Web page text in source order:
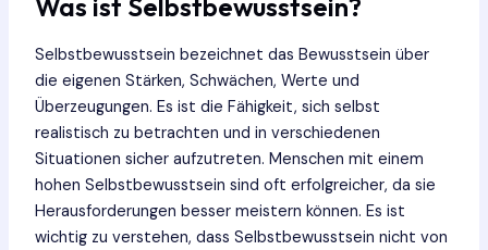
Selbstbewusstsein bezeichnet das Bewusstsein über
die eigenen Stärken, Schwächen, Werte und
Überzeugungen. Es ist die Fähigkeit, sich selbst
realistisch zu betrachten und in verschiedenen
Situationen sicher aufzutreten. Menschen mit einem
hohen Selbstbewusstsein sind oft erfolgreicher, da sie
Herausforderungen besser meistern können. Es ist
wichtig zu verstehen, dass Selbstbewusstsein nicht von